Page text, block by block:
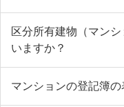
区分所有建物（マン
いますか？
マンションの登記簿